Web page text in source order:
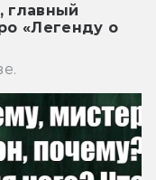
главный
«Легенду о